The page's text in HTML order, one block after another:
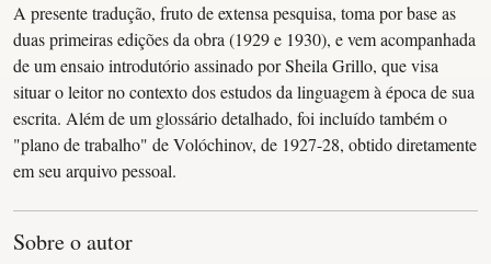
A presente tradução, fruto de extensa pesquisa, toma por base as
duas primeiras edições da obra (1929 e 1930), e vem acompanhada
de um ensaio introdutório assinado por Sheila Grillo, que visa
situar o leitor no contexto dos estudos da linguagem à época de sua
escrita. Além de um glossário detalhado, foi incluído também o
"plano de trabalho" de Volóchinov, de 1927-28, obtido diretamente
em seu arquivo pessoal.
Sobre o autor